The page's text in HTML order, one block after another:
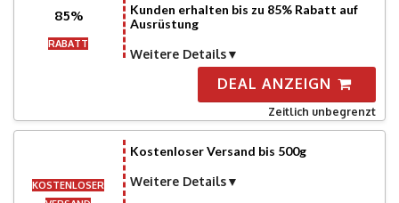
85%
RABATT
Kunden erhalten bis zu 85% Rabatt auf
Ausrüstung
Weitere Details
DEAL ANZEIGN
Zeitlich unbegrenzt
KOSTENLOSER
Kostenloser Versand bis 500g
Weitere Details